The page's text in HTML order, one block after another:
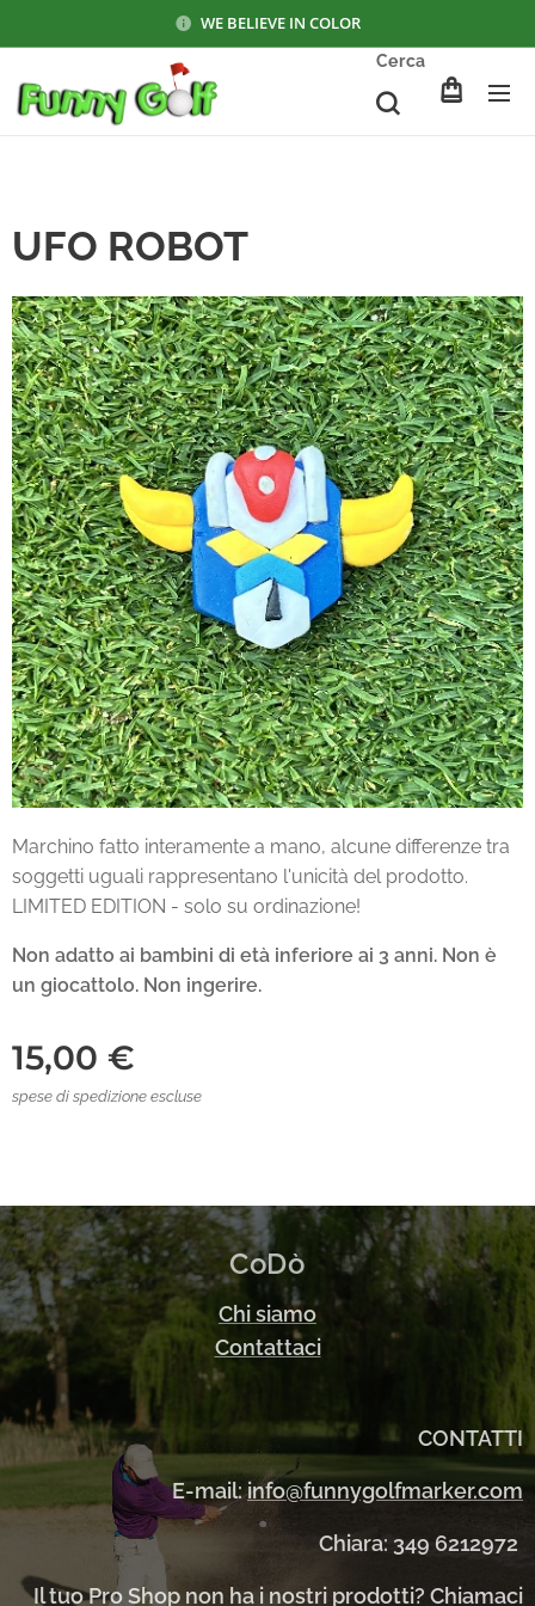
WE BELIEVE IN COLOR
Cerca
UFO ROBOT
Marchino fatto interamente a mano, alcune differenze tra
soggetti uguali rappresentano l'unicità del prodotto.
LIMITED EDITION - solo su ordinazione!
Non adatto ai bambini di età inferiore ai 3 anni. Non è
un giocattolo. Non ingerire.
15,00 €
spese di spedizione escluse
CoDò
Chi siamo
Contattaci
CONTATTI
E-mail:info@funnygolfmarker.com
Chiara: 349 6212972
Il tuo Pro Shop non ha i nostri prodotti? Chiamaci